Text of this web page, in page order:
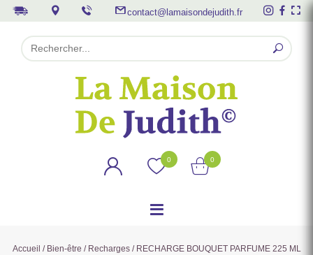
contact@lamaisondejudith.fr
0 0
Accueil / Bien-être / Recharges/ RECHARGE BOUQUET PARFUME 225 ML